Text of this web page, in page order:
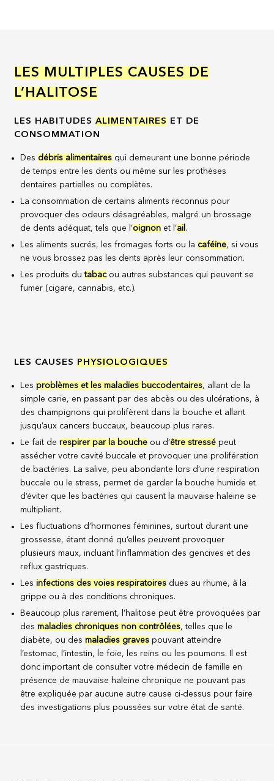
LES MULTIPLES CAUSES DE
L’HALITOSE
LES HABITUDESALIMENTAIRES ET DE
CONSOMMATION
Des débris alimentaires qui demeurent une bonne période
de temps entre les dents ou même sur les prothèses
dentaires partielles ou complètes.
La consommation de certains aliments reconnus pour
provoquer des odeurs désagréables, malgré un brossage
de dents adéquat, tels que l’oignon et l’ail .
Les aliments sucrés, les fromages forts ou la caféine, si vous
ne vous brossez pas les dents après leur consommation.
Les produits dutabacou autres substances qui peuvent se
fumer (cigare, cannabis, etc.).
LES CAUSES PHYSIOLOGIQUES
Lesproblèmes et les maladies buccodentaires, allant de la
simple carie, en passant par des abcès ou des ulcérations, à
des champignons qui prolifèrent dans la bouche et allant
jusqu’aux cancers buccaux, beaucoup plus rares.
Le fait derespirer par la bouche ou d’être stressé peut
assécher votre cavité buccale et provoquer une prolifération
de bactéries. La salive, peu abondante lors d’une respiration
buccale ou le stress, permet de garder la bouche humide et
d’éviter que les bactéries qui causent la mauvaise haleine se
multiplient.
Les fluctuations d’hormones féminines, surtout durant une
grossesse, étant donné qu’elles peuvent provoquer
plusieurs maux, incluant l’inflammation des gencives et des
reflux gastriques.
Lesinfections des voies respiratoires dues au rhume, à la
grippe ou à des conditions chroniques.
Beaucoup plus rarement, l’halitose peut être provoquées par
desmaladies chroniques non contrôlées, telles que le
diabète, ou desmaladies graves pouvant atteindre
l’estomac, l’intestin, le foie, les reins ou les poumons. Il est
donc important de consulter votre médecin de famille en
présence de mauvaise haleine chronique ne pouvant pas
être expliquée par aucune autre cause ci-dessus pour faire
des investigations plus poussées sur votre état de santé.